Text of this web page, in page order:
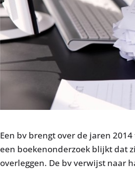
Een bv brengt over de jaren
een boekenonderzoek blijkt dat
overleggen. De bv verwijst naar